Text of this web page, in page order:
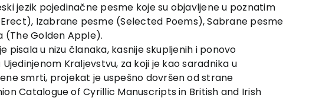
jezik pojedinačne pesme koje su objavljene u poznatim
Izabrane pesme (Selected Poems), Sabrane pesme
(The Golden Apple).
pisala u nizu članaka, kasnije skupljenih i ponovo
Kraljevstvu, za koji je kao saradnika u
smrti, projekat je uspešno dovršen od strane
Catalogue of Cyrillic Manuscripts in British and Irish